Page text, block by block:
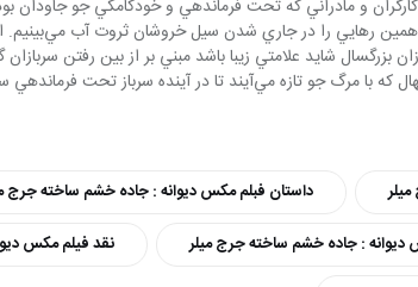
احساس همين
بزرگسال شايد علامتي زيبا باشد مبني بر از بين رفتن
داستان فبلم مکس دیوانه : جاده خشم ساخته جرج
: جاده خشم ساخته جرج میلر
نقد فیلم مکس